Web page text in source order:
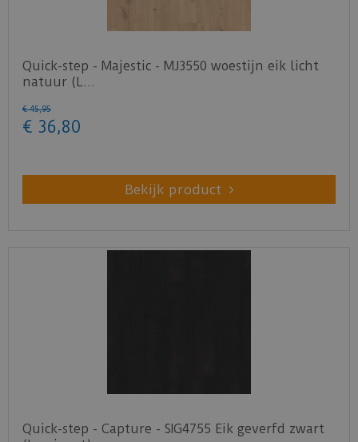
Quick-step - Majestic - MJ3550 woestijn eik licht
natuur (L…
€ 45,95
€ 36,80
Bekijk product
Quick-step - Capture - SIG4755 Eik geverfd zwart